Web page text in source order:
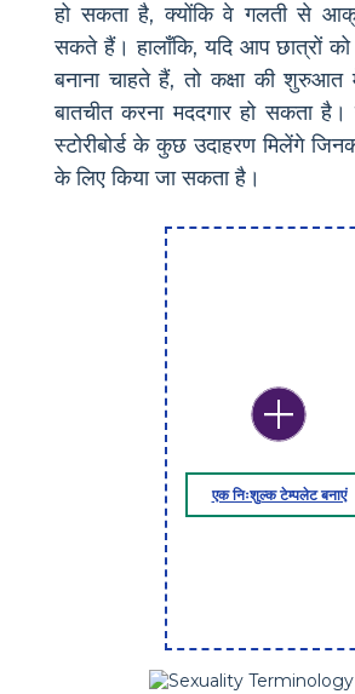
हो सकता है, क्योंकि वे गलती से
सकते हैं। हालाँकि, यदि आप छात्रों को
बनाना चाहते हैं, तो कक्षा की
बातचीत करना मददगार हो सकता
स्टोरीबोर्ड के कुछ उदाहरण मिलेंगे
के लिए किया जा सकता है।
एक निःशुल्क टेम्पलेट बनाएं